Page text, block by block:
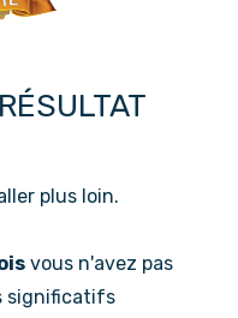
plus loin.
vous n'avez pas
significatifs